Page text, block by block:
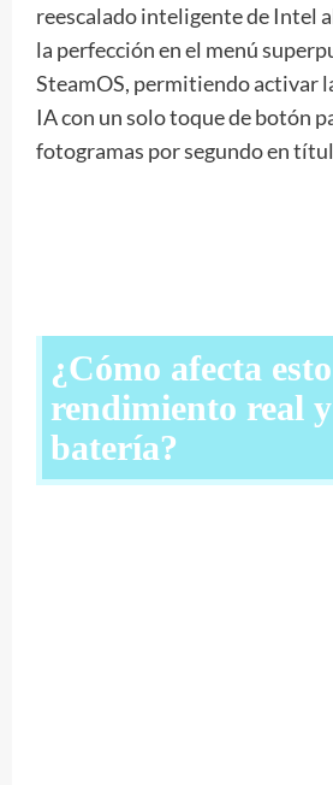
reescalado inteligente de Intel
la perfección en el menú
SteamOS, permitiendo activar
IA con un solo toque de botón
fotogramas por segundo en
¿Cómo afecta
rendimiento real
batería?